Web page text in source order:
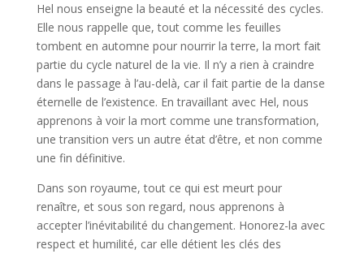
Hel nous enseigne la beauté et la nécessité des cycles.
Elle nous rappelle que, tout comme les feuilles
tombent en automne pour nourrir la terre, la mort fait
partie du cycle naturel de la vie. Il n’y a rien à craindre
dans le passage à l’au-delà, car il fait partie de la danse
éternelle de l’existence. En travaillant avec Hel, nous
apprenons à voir la mort comme une transformation,
une transition vers un autre état d’être, et non comme
une fin définitive.
Dans son royaume, tout ce qui est meurt pour
renaître, et sous son regard, nous apprenons à
accepter l’inévitabilité du changement. Honorez-la avec
respect et humilité, car elle détient les clés des